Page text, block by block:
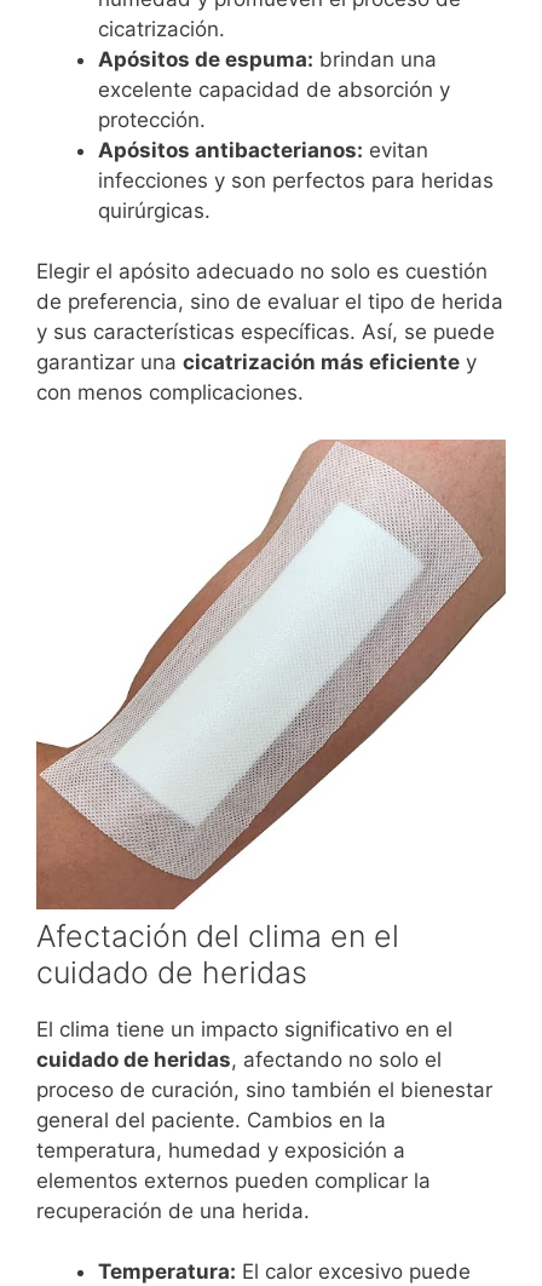
cicatrización.
Apósitos de espuma: brindan una
excelente capacidad de absorción y
protección.
Apósitos antibacterianos: evitan
infecciones y son perfectos para heridas
quirúrgicas.
Elegir el apósito adecuado no solo es cuestión
de preferencia, sino de evaluar el tipo de herida
y sus características específicas. Así, se puede
garantizar una cicatrización más eficiente y
con menos complicaciones.
Afectación del clima en el
cuidado de heridas
El clima tiene un impacto significativo en el
cuidado de heridas, afectando no solo el
proceso de curación, sino también el bienestar
general del paciente. Cambios en la
temperatura, humedad y exposición a
elementos externos pueden complicar la
recuperación de una herida.
Temperatura: El calor excesivo puede